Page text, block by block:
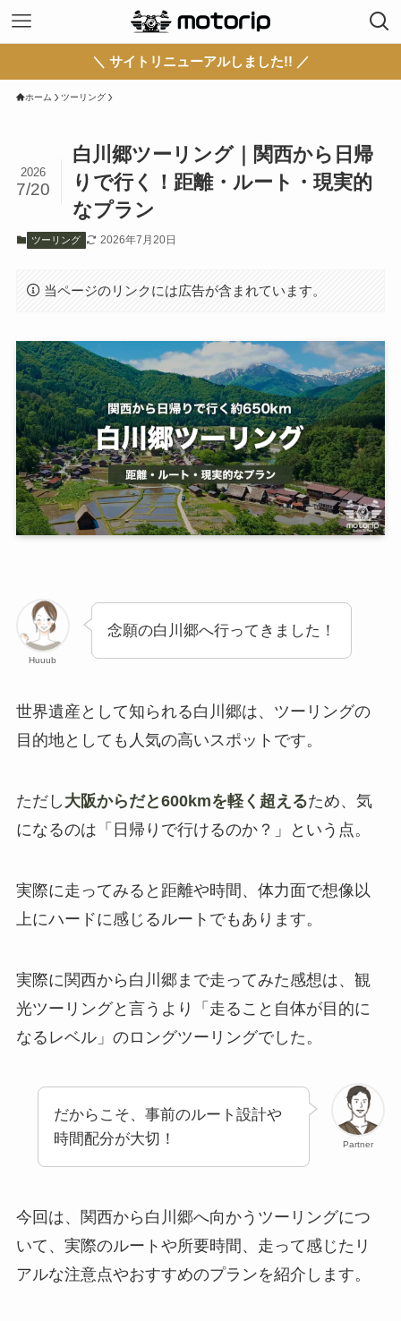
＼ サイトリニューアルしました!! ／
ホーム ツーリング
白川郷ツーリング｜関西から日帰
りで行く！距離・ルート・現実的
なプラン
2026
7/20
ツーリング 2026年7月20日
当ページのリンクには広告が含まれています。
Huuub
念願の白川郷へ行ってきました！
世界遺産として知られる白川郷は、ツーリングの
目的地としても人気の高いスポットです。
ただし 大阪からだと600kmを軽く超えるため、気
になるのは「日帰りで行けるのか？」という点。
実際に走ってみると距離や時間、体力面で想像以
上にハードに感じるルートでもあります。
実際に関西から白川郷まで走ってみた感想は、観
光ツーリングと言うより「走ること自体が目的に
なるレベル」のロングツーリングでした。
Partner
だからこそ、事前のルート設計や
時間配分が大切！
今回は、関西から白川郷へ向かうツーリングにつ
いて、実際のルートや所要時間、走って感じたリ
アルな注意点やおすすめのプランを紹介します。